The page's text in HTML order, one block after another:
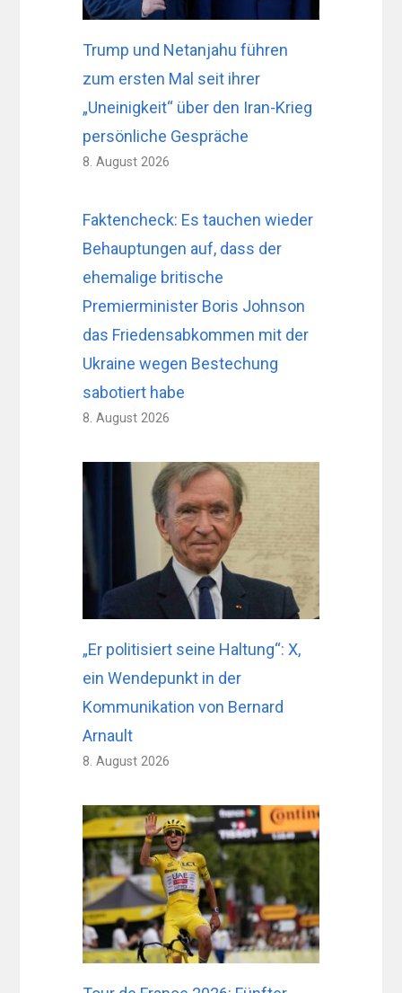
Trump und Netanjahu führen
zum ersten Mal seit ihrer
„Uneinigkeit“ über den Iran-Krieg
persönliche Gespräche
8. August 2026
Faktencheck: Es tauchen wieder
Behauptungen auf, dass der
ehemalige britische
Premierminister Boris Johnson
das Friedensabkommen mit der
Ukraine wegen Bestechung
sabotiert habe
8. August 2026
„Er politisiert seine Haltung“: X,
ein Wendepunkt in der
Kommunikation von Bernard
Arnault
8. August 2026